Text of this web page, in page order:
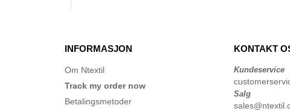
INFORMASJON
Om Ntextil
Track my order now
Betalingsmetoder
KONTAKT
Kundeservice
Salg